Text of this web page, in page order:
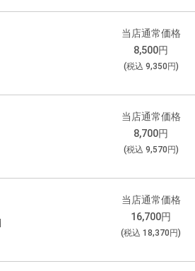
当店通常価格
8,500円
(税込 9,350 円)
当店通常価格
8,700円
(税込 9,570 円)
当店通常価格
16,700円
(税込 18,370 円)